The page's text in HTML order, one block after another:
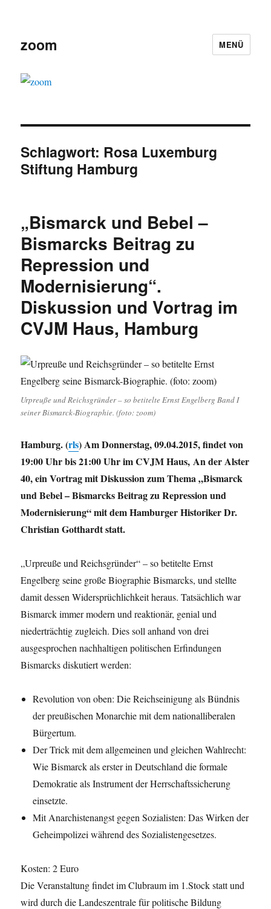
zoom MENÜ
Schlagwort: Rosa Luxemburg
Stiftung Hamburg
„Bismarck und Bebel –
Bismarcks Beitrag zu
Repression und
Modernisierung“.
Diskussion und Vortrag im
CVJM Haus, Hamburg
Urpreuße und Reichsgründer – so betitelte Ernst Engelberg Band I
seiner Bismarck-Biographie. (foto: zoom)
Hamburg. (rls) Am Donnerstag, 09.04.2015, findet von
19:00 Uhr bis 21:00 Uhr im CVJM Haus,An der Alster
40, ein Vortrag mit Diskussion zum Thema „Bismarck
und Bebel – Bismarcks Beitrag zu Repression und
Modernisierung“ mit dem Hamburger Historiker Dr.
Christian Gotthardt statt.
„Urpreuße und Reichsgründer“ – so betitelte Ernst
Engelberg seine große Biographie Bismarcks, und stellte
damit dessen Widersprüchlichkeit heraus. Tatsächlich war
Bismarck immer modern und reaktionär, genial und
niederträchtig zugleich. Dies soll anhand von drei
ausgesprochen nachhaltigen politischen Erfindungen
Bismarcks diskutiert werden:
Revolution von oben: Die Reichseinigung als Bündnis
der preußischen Monarchie mit dem nationalliberalen
Bürgertum.
Der Trick mit dem allgemeinen und gleichen Wahlrecht:
Wie Bismarck als erster in Deutschland die formale
Demokratie als Instrument der Herrschaftssicherung
einsetzte.
Mit Anarchistenangst gegen Sozialisten: Das Wirken der
Geheimpolizei während des Sozialistengesetzes.
Kosten: 2 Euro
Die Veranstaltung findet im Clubraum im 1.Stock statt und
wird durch die Landeszentrale für politische Bildung